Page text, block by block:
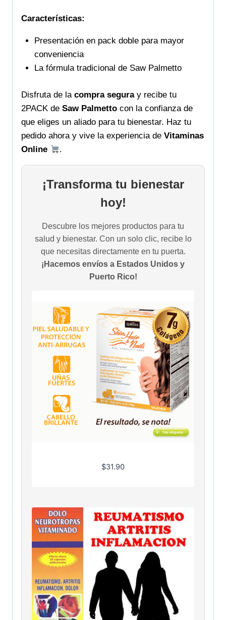
Características:
Presentación en pack doble para mayor
conveniencia
La fórmula tradicional de Saw Palmetto
Disfruta de la compra seguray recibe tu
2PACK de Saw Palmetto con la confianza de
que eliges un aliado para tu bienestar. Haz tu
pedido ahora y vive la experiencia de Vitaminas
Online
.
¡Transforma tu bienestar
hoy!
Descubre los mejores productos para tu
salud y bienestar. Con un solo clic, recibe lo
que necesitas directamente en tu puerta.
¡Hacemos envíos a Estados Unidos y
Puerto Rico!
$31.90